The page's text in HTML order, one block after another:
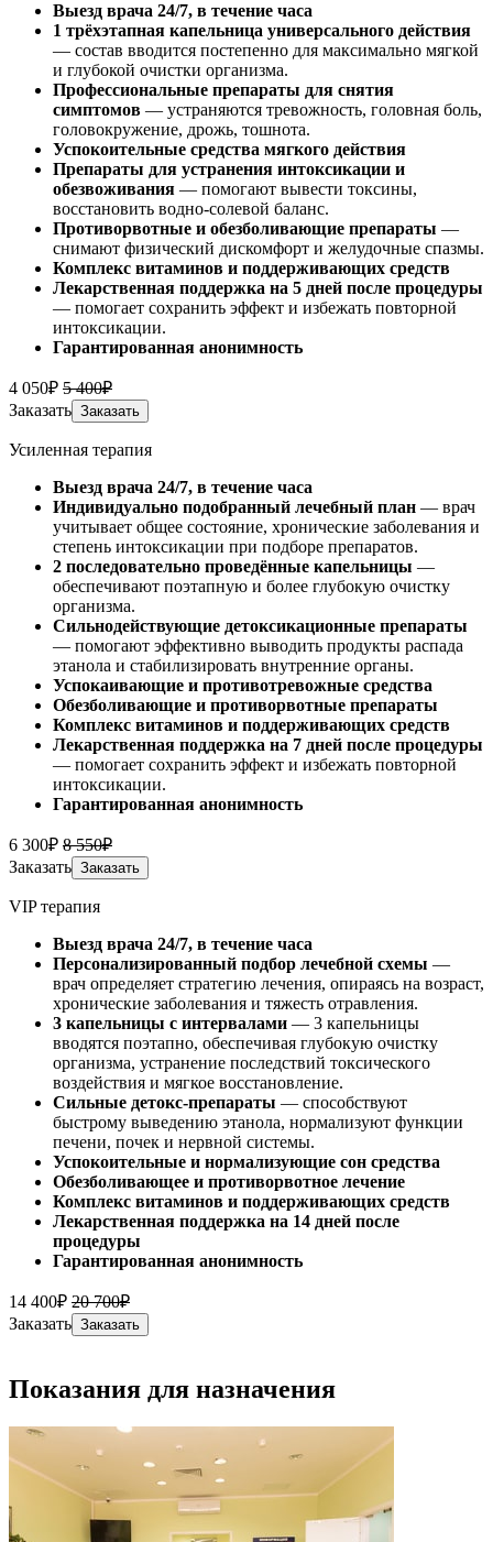
Выезд врача 24/7, в течение часа
1 трёхэтапная капельница универсального действия
— состав вводится постепенно для максимально мягкой
и глубокой очистки организма.
Профессиональные препараты для снятия
симптомов — устраняются тревожность, головная боль,
головокружение, дрожь, тошнота.
Успокоительные средства мягкого действия
Препараты для устранения интоксикации и
обезвоживания — помогают вывести токсины,
восстановить водно-солевой баланс.
Противорвотные и обезболивающие препараты —
снимают физический дискомфорт и желудочные спазмы.
Комплекс витаминов и поддерживающих средств
Лекарственная поддержка на 5 дней после процедуры
— помогает сохранить эффект и избежать повторной
интоксикации.
Гарантированная анонимность
4 050₽ 5 400₽
Заказать Заказать
Усиленная терапия
Выезд врача 24/7, в течение часа
Индивидуально подобранный лечебный план — врач
учитывает общее состояние, хронические заболевания и
степень интоксикации при подборе препаратов.
2 последовательно проведённые капельницы —
обеспечивают поэтапную и более глубокую очистку
организма.
Сильнодействующие детоксикационные препараты
— помогают эффективно выводить продукты распада
этанола и стабилизировать внутренние органы.
Успокаивающие и противотревожные средства
Обезболивающие и противорвотные препараты
Комплекс витаминов и поддерживающих средств
Лекарственная поддержка на 7 дней после процедуры
— помогает сохранить эффект и избежать повторной
интоксикации.
Гарантированная анонимность
6 300₽ 8 550₽
Заказать Заказать
VIP терапия
Выезд врача 24/7, в течение часа
Персонализированный подбор лечебной схемы —
врач определяет стратегию лечения, опираясь на возраст,
хронические заболевания и тяжесть отравления.
3 капельницы с интервалами — 3 капельницы
вводятся поэтапно, обеспечивая глубокую очистку
организма, устранение последствий токсического
воздействия и мягкое восстановление.
Сильные детокс-препараты — способствуют
быстрому выведению этанола, нормализуют функции
печени, почек и нервной системы.
Успокоительные и нормализующие сон средства
Обезболивающее и противорвотное лечение
Комплекс витаминов и поддерживающих средств
Лекарственная поддержка на 14 дней после
процедуры
Гарантированная анонимность
14 400₽ 20 700₽
Заказать Заказать
Показания для назначения